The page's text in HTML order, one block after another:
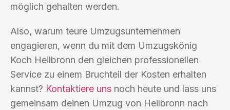
möglich gehalten werden.
Also, warum teure Umzugsunternehmen
engagieren, wenn du mit dem Umzugskönig
Koch Heilbronn den gleichen professionellen
Service zu einem Bruchteil der Kosten erhalten
kannst? Kontaktiere uns noch heute und lass uns
gemeinsam deinen Umzug von Heilbronn nach